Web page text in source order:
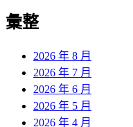
彙整
2026 年 8 月
2026 年 7 月
2026 年 6 月
2026 年 5 月
2026 年 4 月